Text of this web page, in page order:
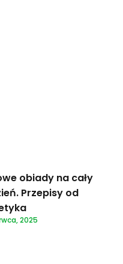
obiady na cały
Przepisy od
2025